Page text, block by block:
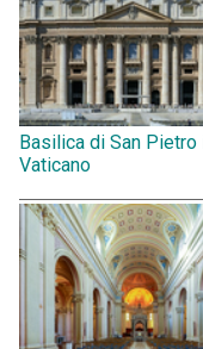
Basilica di San Pietro
Vaticano